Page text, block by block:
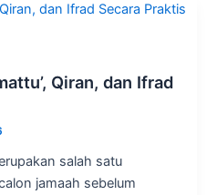
Qiran, dan Ifrad
salah satu
jamaah sebelum